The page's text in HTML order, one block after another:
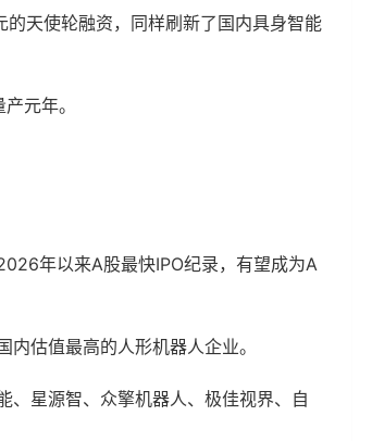
天使轮融资，同样刷新了国内具身智能
元年。
年以来A股最快IPO纪录，有望成为A
估值最高的人形机器人企业。
、星源智、众擎机器人、极佳视界、自